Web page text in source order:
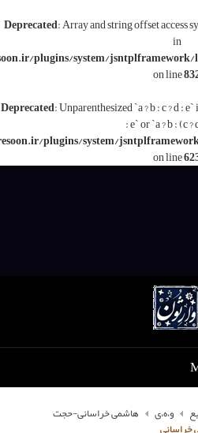
Deprecated: Array
/www/wwwroot/varesoon.ir/plugins/
Deprecated:
/www/wwwroot/varesoon.ir/plugins/
حجت